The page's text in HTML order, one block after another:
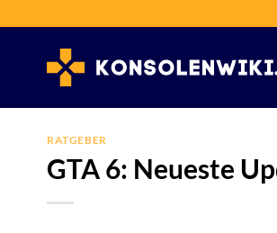
springen
RATGEBER
GTA 6: Neueste